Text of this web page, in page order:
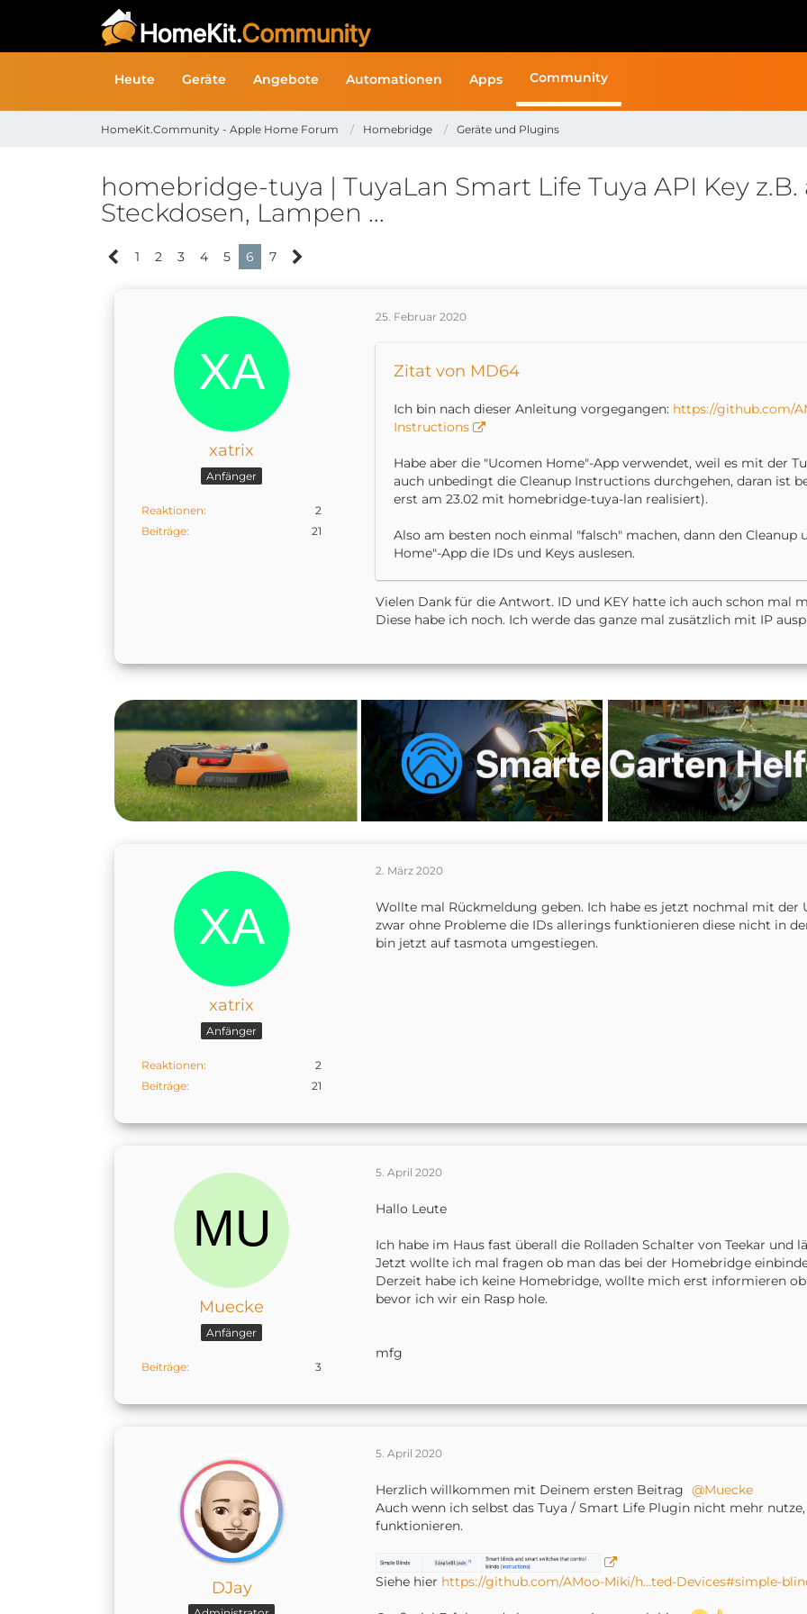
Heute Geräte Angebote Automationen Apps Community
HomeKit.Community - Apple Home Forum Homebridge Geräte und Plugins
homebridge-tuya | TuyaLan Smart Life Tuya API Key
Steckdosen, Lampen ...
1 2 3 4 5 6 7
xatrix
Anfänger
Reaktionen
2
Beiträge
21
25. Februar 2020
Zitat von MD64
Ich bin nach dieser Anleitung vorgegangen: https://github.com/
Instructions
Habe aber die "Ucomen Home"-App verwendet, weil es mit der
auch unbedingt die Cleanup Instructions durchgehen, daran ist
erst am 23.02 mit homebridge-tuya-lan realisiert).
Also am besten noch einmal "falsch" machen, dann den Cleanup
Home"-App die IDs und Keys auslesen.
Vielen Dank für die Antwort. ID und KEY hatte ich auch schon mal
Diese habe ich noch. Ich werde das ganze mal zusätzlich mit IP
xatrix
Anfänger
Reaktionen
2
Beiträge
21
2. März 2020
Wollte mal Rückmeldung geben. Ich habe es jetzt nochmal mit
zwar ohne Probleme die IDs allerings funktionieren diese nicht in
bin jetzt auf tasmota umgestiegen.
Muecke
Anfänger
Beiträge 3
5. April 2020
Hallo Leute
Ich habe im Haus fast überall die Rolladen Schalter von Teekar und
Jetzt wollte ich mal fragen ob man das bei der Homebridge
Derzeit habe ich keine Homebridge, wollte mich erst informieren
bevor ich wir ein Rasp hole.
mfg
DJay
5. April 2020
Herzlich willkommen mit Deinem ersten Beitrag
Muecke
Auch wenn ich selbst das Tuya / Smart Life Plugin nicht mehr
funktionieren.
Siehe hier https://github.com/AMoo-Miki/h…ted-Devices#simple-